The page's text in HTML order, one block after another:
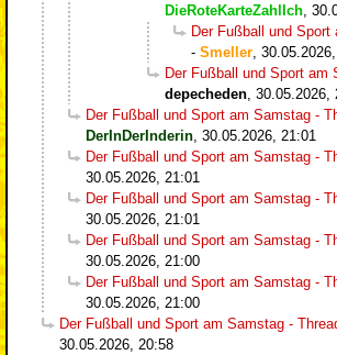
DieRoteKarteZahlIch
Der Fußball und
- Smeller
Der Fußball und Sport am
depecheden 30.05.2026,
Der Fußball und Sport am Samstag -
DerInDerInderin 30.05.2026, 21:01
Der Fußball und Sport am Samstag -
30.05.2026, 21:01
Der Fußball und Sport am Samstag -
30.05.2026, 21:01
Der Fußball und Sport am Samstag -
30.05.2026, 21:00
Der Fußball und Sport am Samstag -
30.05.2026, 21:00
Der Fußball und Sport am Samstag -
30.05.2026, 20:58